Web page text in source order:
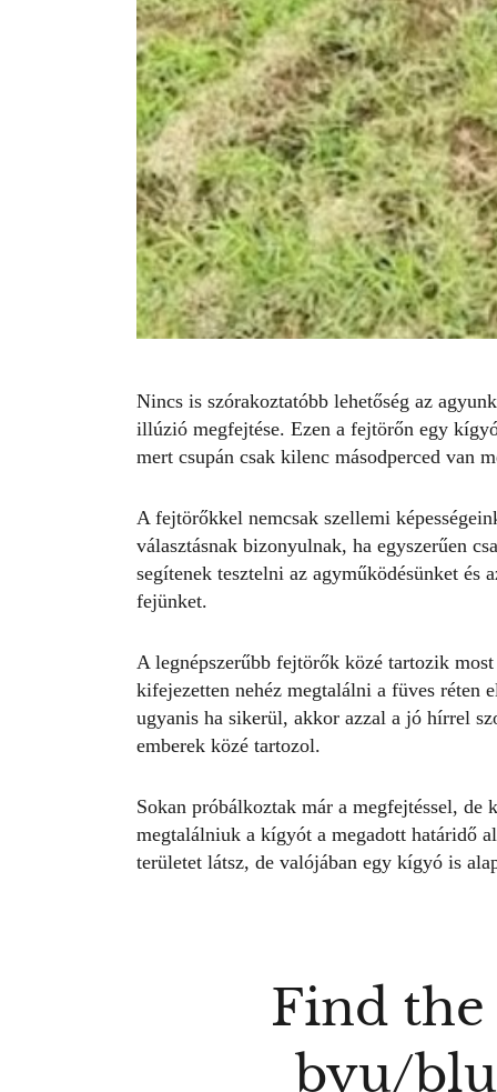
Nincs is szórakoztatóbb lehetőség az
illúzió megfejtése. Ezen a fejtörőn egy
mert csupán csak kilenc másodperced van
A fejtörőkkel nemcsak szellemi
választásnak bizonyulnak, ha egyszerűen
segítenek tesztelni az agyműködésünket és
fejünket.
A legnépszerűbb fejtörők közé tartozik
kifejezetten nehéz megtalálni a füves réten
ugyanis ha sikerül, akkor azzal a jó hírrel
emberek közé tartozol.
Sokan próbálkoztak már a megfejtéssel,
megtalálniuk a kígyót a megadott határidő
területet látsz, de valójában egy kígyó is
Find the
byu/